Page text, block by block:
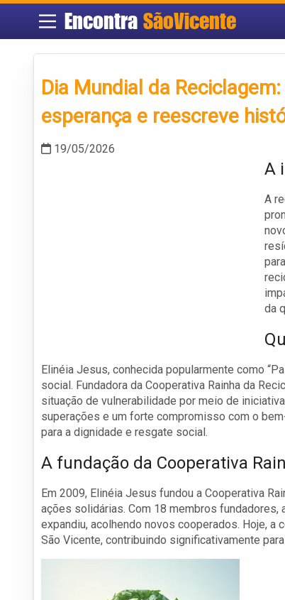
Encontra SãoVicente
Dia Mundial da
esperança e reescreve
19/05/2026
A
A
da
Elinéia Jesus, conhecida popularmente como
social. Fundadora da Cooperativa Rainha da
situação de vulnerabilidade por meio de
superações e um forte compromisso com o
para a dignidade e resgate social.
A fundação da Cooperativa
Em 2009, Elinéia Jesus fundou a Cooperativa
ações solidárias. Com 18 membros fundadores,
expandiu, acolhendo novos cooperados. Hoje,
São Vicente, contribuindo significativamente